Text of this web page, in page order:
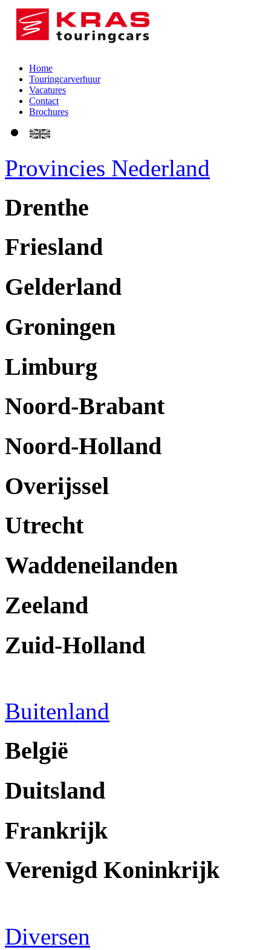
Home
Touringcarverhuur
Vacatures
Contact
Brochures
Provincies Nederland
Drenthe
Friesland
Gelderland
Groningen
Limburg
Noord-Brabant
Noord-Holland
Overijssel
Utrecht
Waddeneilanden
Zeeland
Zuid-Holland
Buitenland
België
Duitsland
Frankrijk
Verenigd Koninkrijk
Diversen